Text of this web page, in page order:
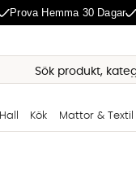
Prova Hemma 30 Dagar
Hall Kök Mattor & Textil